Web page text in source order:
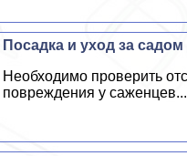
Посадка и уход за
Необходимо проверить
повреждения у саженцев...